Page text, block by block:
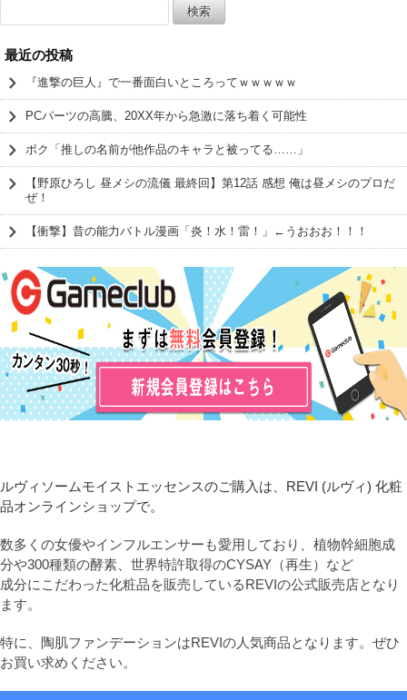
索:
最近の投稿
『進撃の巨人』で一番面白いところってｗｗｗｗｗ
PCパーツの高騰、20XX年から急激に落ち着く可能性
ボク「推しの名前が他作品のキャラと被ってる……」
【野原ひろし 昼メシの流儀 最終回】第12話 感想 俺は昼メシのプロだ
ぜ！
【衝撃】昔の能力バトル漫画「炎！水！雷！」←うおおお！！！
ルヴィソームモイストエッセンスのご購入は、REVI (ルヴィ) 化粧
品オンラインショップで。
数多くの女優やインフルエンサーも愛用しており、植物幹細胞成
分や300種類の酵素、世界特許取得のCYSAY（再生）など
成分にこだわった化粧品を販売しているREVIの公式販売店となり
ます。
特に、陶肌ファンデーションはREVIの人気商品となります。ぜひ
お買い求めください。